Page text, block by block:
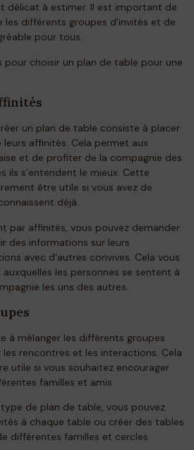
délicat à estimer. Il est important de
différents groupes d’invités et de
pour tous.
pour choisir un plan de table pour une
un plan de table consiste à placer
affinités. Cela permet aux
et de profiter de la compagnie des
ils s’entendent le mieux. Cette
être utile si vous avez de
déjà.
par affinités, vous pouvez demander
des informations sur leurs
avec d’autres convives. Cela vous
les personnes se sentent à
les uns des autres.
à mélanger les différents groupes
les rencontres et les interactions. Cela
utile si vous souhaitez encourager
familles et amis.
de plan de table, vous pouvez
à chaque table ou créer des tables
différentes familles et cercles